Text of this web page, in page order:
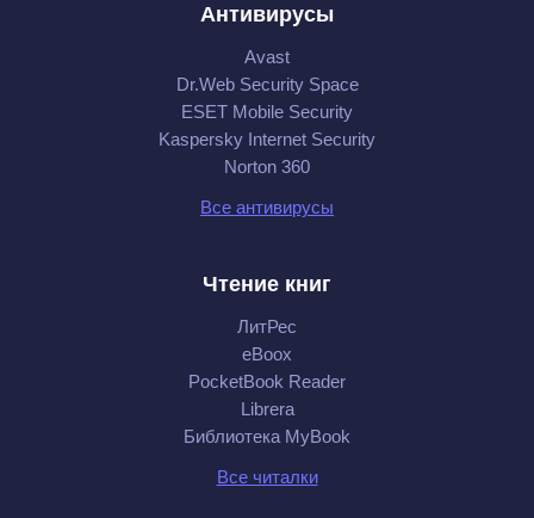
Антивирусы
Avast
Dr.Web Security Space
ESET Mobile Security
Kaspersky Internet Security
Norton 360
Все антивирусы
Чтение книг
ЛитРес
eBoox
PocketBook Reader
Librera
Библиотека MyBook
Все читалки